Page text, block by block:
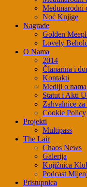
Međunarodni
Noć Knjige
Nagrade
Golden
Lovely
O Nama
2014
Članarina i
Kontakti
Mediji o nama
Statut i Akti
Zahvalnice za
Cookie Policy
Projekti
Multipass
The Lair
Chaos News
Galerija
Knjižnica
Podcast
Pristupnica